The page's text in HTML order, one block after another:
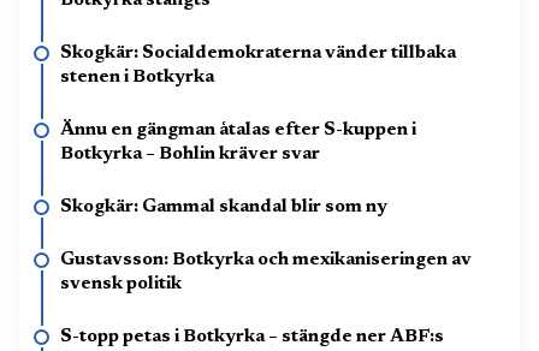
Skogkär: Socialdemokraterna vänder tillbaka
stenen i Botkyrka
Ännu en gängman åtalas efter S-kuppen i
Botkyrka – Bohlin kräver svar
Skogkär: Gammal skandal blir som ny
Gustavsson: Botkyrka och mexikaniseringen av
svensk politik
S-topp petas i Botkyrka – stängde ner ABF:s